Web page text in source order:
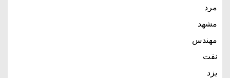
مرد
مشهد
مهندس
نفت
یزد